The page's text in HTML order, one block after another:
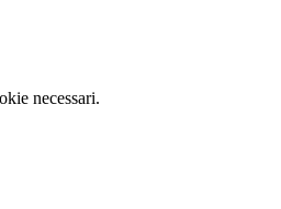
necessari.